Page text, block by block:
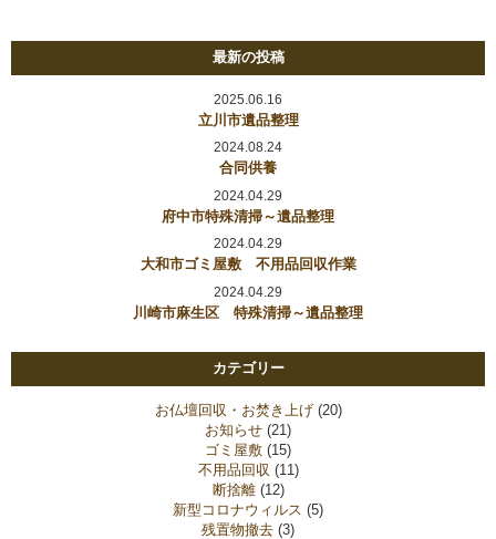
最新の投稿
2025.06.16
立川市遺品整理
2024.08.24
合同供養
2024.04.29
府中市特殊清掃～遺品整理
2024.04.29
大和市ゴミ屋敷 不用品回収作業
2024.04.29
川崎市麻生区 特殊清掃～遺品整理
カテゴリー
お仏壇回収・お焚き上げ(20)
お知らせ (21)
ゴミ屋敷 (15)
不用品回収 (11)
断捨離(12)
新型コロナウィルス (5)
残置物撤去 (3)